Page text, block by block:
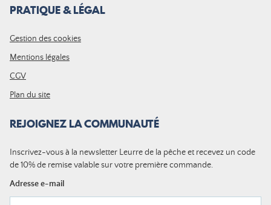
PRATIQUE & LÉGAL
Gestion des cookies
Mentions légales
CGV
Plan du site
REJOIGNEZ LA COMMUNAUTÉ
Inscrivez-vous à la newsletter Leurre de la pêche et recevez un code
de 10% de remise valable sur votre première commande.
Adresse e-mail